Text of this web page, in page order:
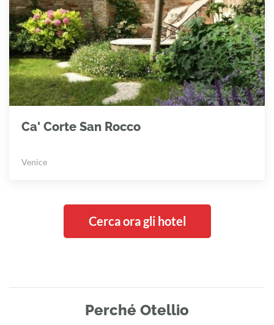
Ca' Corte San Rocco
Venice
Cerca ora gli hotel
Perché Otellio